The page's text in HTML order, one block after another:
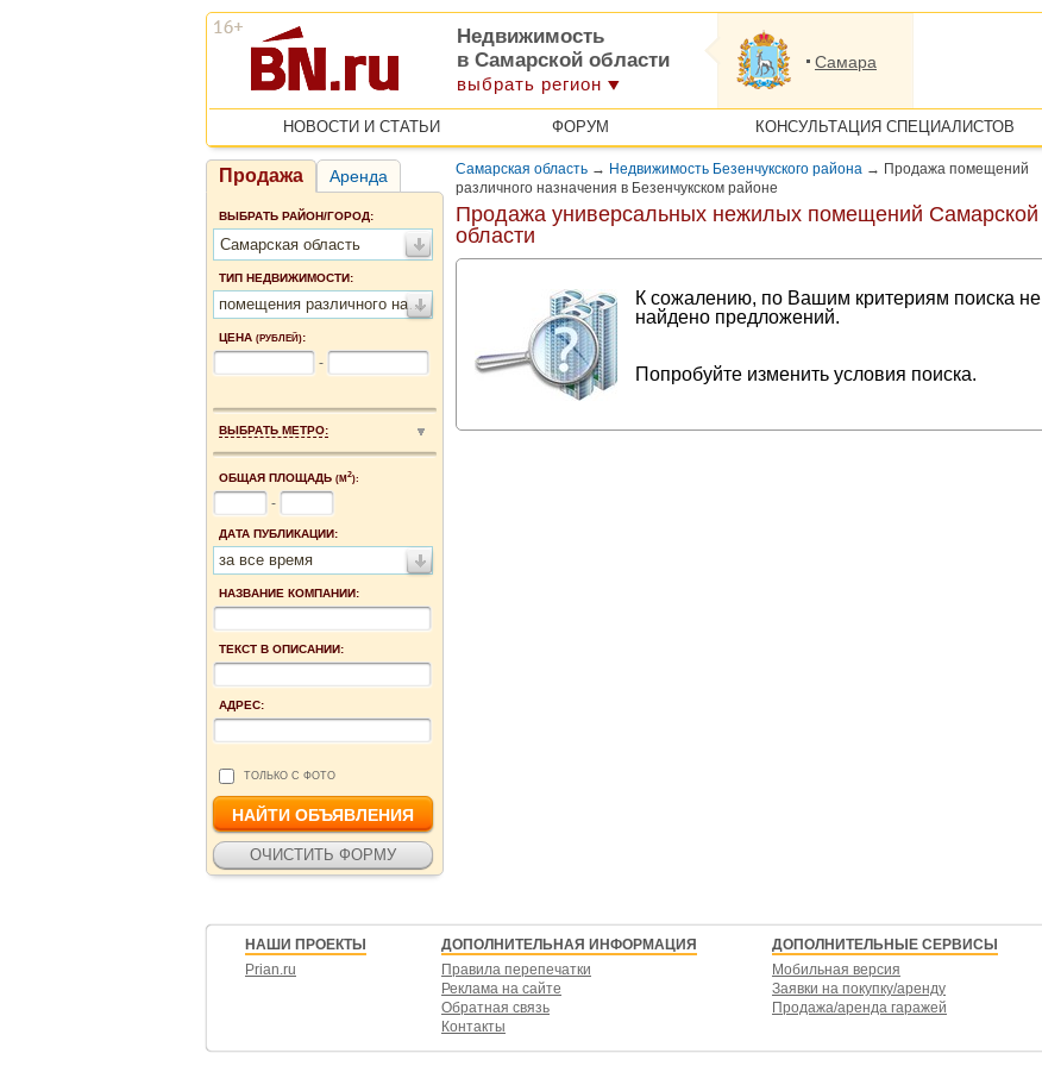
Недвижимость
в Самарской области
выбрать регион
Самара
НОВОСТИ И СТАТЬИ ФОРУМ КОНСУЛЬТАЦИЯ СПЕЦИАЛИСТОВ
Продажа Аренда
ВЫБРАТЬ РАЙОН/ГОРОД:
Самарская область
ТИП НЕДВИЖИМОСТИ:
помещения различного назначения
ЦЕНА (РУБЛЕЙ):
-
ВЫБРАТЬ МЕТРО:
ОБЩАЯ ПЛОЩАДЬ (М2):
-
ДАТА ПУБЛИКАЦИИ:
за все время
НАЗВАНИЕ КОМПАНИИ:
ТЕКСТ В ОПИСАНИИ:
АДРЕС:
ТОЛЬКО С ФОТО
Самарская область → Недвижимость Безенчукского района → Продажа помещений
различного назначения в Безенчукском районе
Продажа универсальных нежилых помещений Самарской
области
К сожалению, по Вашим критериям поиска не
найдено предложений.
Попробуйте изменить условия поиска.
НАШИ ПРОЕКТЫ
Prian.ru
ДОПОЛНИТЕЛЬНАЯ ИНФОРМАЦИЯ
Правила перепечатки
Реклама на сайте
Обратная связь
Контакты
ДОПОЛНИТЕЛЬНЫЕ СЕРВИСЫ
Мобильная версия
Заявки на покупку/аренду
Продажа/аренда гаражей